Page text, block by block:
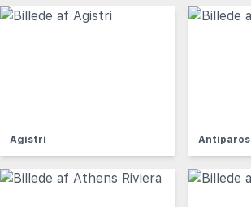
Agistri Antiparos